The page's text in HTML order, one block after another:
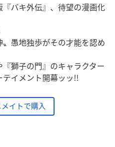
バキ外伝』、待望の漫画化
愚地独歩がその才能を認め
獅子の門』のキャラクター
イメント開幕ッッ!!
イトで購入